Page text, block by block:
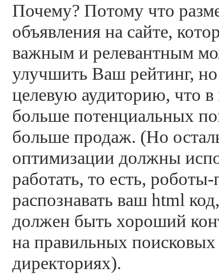
Почему? Потому что
объявления на сайте,
важным и релевантным
улучшить Ваш рейтинг,
целевую аудиторию, что в
больше потенциальных
больше продаж. (Но
оптимизации должны
работать, то есть,
распознавать ваш html
должен быть хороший
на правильных поисковых
директориях).